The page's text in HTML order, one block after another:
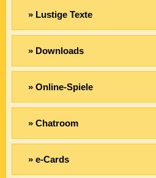
» Lustige Texte
» Downloads
» Online-Spiele
» Chatroom
» e-Cards